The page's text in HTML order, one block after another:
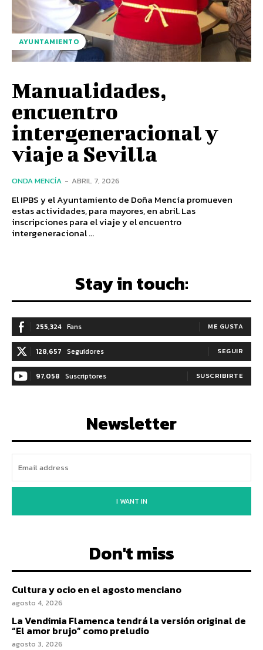
AYUNTAMIENTO
Manualidades,
encuentro
intergeneracional y
viaje a Sevilla
ONDA MENCÍA - ABRIL 7, 2026
El IPBS y el Ayuntamiento de Doña Mencía promueven
estas actividades, para mayores, en abril. Las
inscripciones para el viaje y el encuentro
intergeneracional ...
Stay in touch:
255,324 Fans ME GUSTA
128,657 Seguidores SEGUIR
97,058 Suscriptores SUSCRIBIRTE
Newsletter
I WANT IN
Don't miss
Cultura y ocio en el agosto menciano
agosto 4, 2026
La Vendimia Flamenca tendrá la versión original de
“El amor brujo” como preludio
agosto 3, 2026